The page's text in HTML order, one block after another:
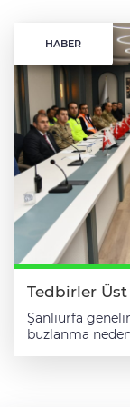
HABER
Tedbirler Üst
Şanlıurfa
buzlanma